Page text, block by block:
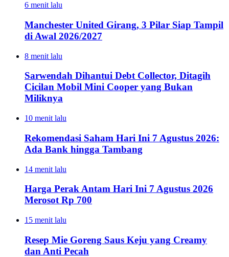
6 menit lalu
Manchester United Girang, 3 Pilar Siap Tampil
di Awal 2026/2027
8 menit lalu
Sarwendah Dihantui Debt Collector, Ditagih
Cicilan Mobil Mini Cooper yang Bukan
Miliknya
10 menit lalu
Rekomendasi Saham Hari Ini 7 Agustus 2026:
Ada Bank hingga Tambang
14 menit lalu
Harga Perak Antam Hari Ini 7 Agustus 2026
Merosot Rp 700
15 menit lalu
Resep Mie Goreng Saus Keju yang Creamy
dan Anti Pecah